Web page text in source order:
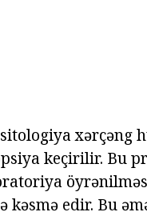
xərçəng
keçirilir. Bu
kəsmə edir. Bu